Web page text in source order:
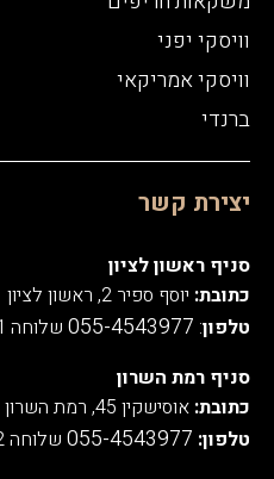
וויסקי יפני
וויסקי אמריקאי
ברנדי
יצירת קשר
סניף ראשון לציון
כתובת: יוסף ספיר 2, ראשון לציון
טלפון:
055-4543977 שלוחה 1
סניף רמת השרון
כתובת: אוסישקין 45, רמת השרון
טלפון: 055-4543977 שלוחה 2